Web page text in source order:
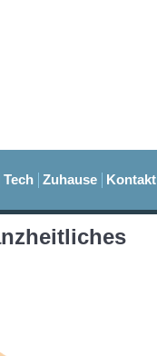
Tech Zuhause Kontakt